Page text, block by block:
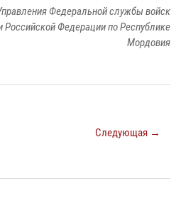
Федеральной службы войск
Российской Федерации по Республике
Мордовия
Следующая →